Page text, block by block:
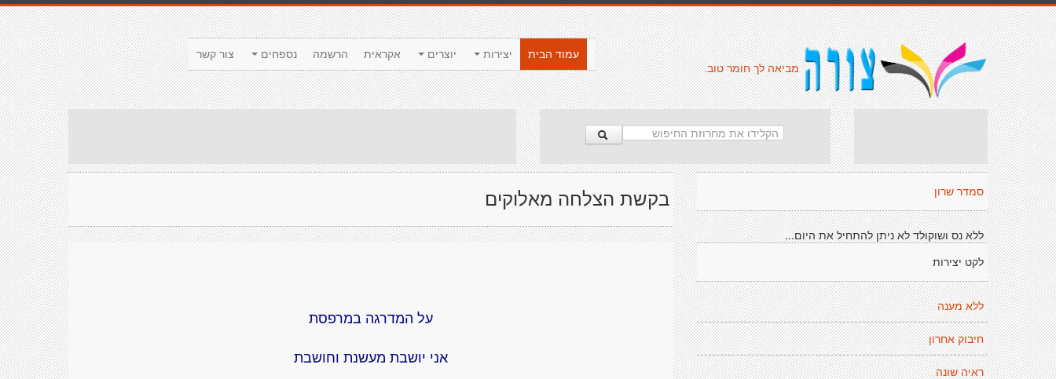
צור קשר נספחים הרשמה אקראית יוצרים יצירות
עמוד הבית
מביאה לך חומר טוב.
בקשת הצלחה מאלוקים
על המדרגה במרפסת
אני יושבת מעשנת וחושבת
סמדר שרון
ללא נס ושוקולד לא ניתן להתחיל את היום...
לקט יצירות
ללא מענה
חיבוק אחרון
ראיה שונה